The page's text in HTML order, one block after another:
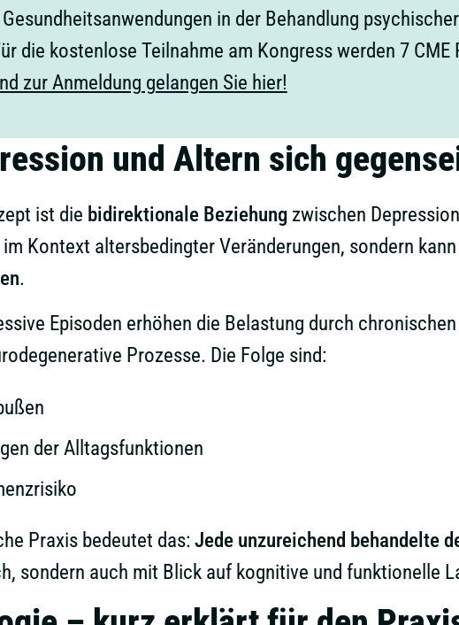
in der Behandlung
die kostenlose Teilnahme am Kongress werden 7 CME
zur Anmeldung gelangen Sie hier!
und Altern sich
ist die bidirektionale Beziehungzwischen
Kontext altersbedingter Veränderungen, sondern kann
.
Episoden erhöhen die Belastung durch
Prozesse. Die Folge sind:
der Alltagsfunktionen
Praxis bedeutet das: Jede unzureichend behandelte
sondern auch mit Blick auf kognitive und funktionelle